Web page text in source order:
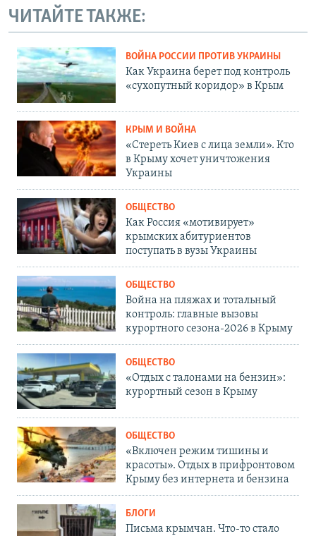
ЧИТАЙТЕ ТАКЖЕ:
ВОЙНА РОССИИ ПРОТИВ УКРАИНЫ
Как Украина берет под контроль
«сухопутный коридор» в Крым
КРЫМ И ВОЙНА
«Стереть Киев с лица земли». Кто
в Крыму хочет уничтожения
Украины
ОБЩЕСТВО
Как Россия «мотивирует»
крымских абитуриентов
поступать в вузы Украины
ОБЩЕСТВО
Война на пляжах и тотальный
контроль: главные вызовы
курортного сезона-2026 в Крыму
ОБЩЕСТВО
«Отдых с талонами на бензин»:
курортный сезон в Крыму
ОБЩЕСТВО
«Включен режим тишины и
красоты». Отдых в прифронтовом
Крыму без интернета и бензина
БЛОГИ
Письма крымчан. Что-то стало